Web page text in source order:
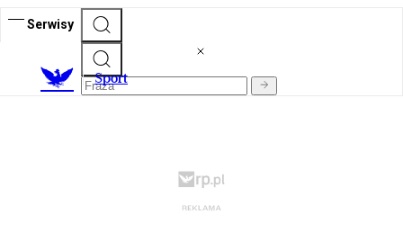
Serwisy
Sport